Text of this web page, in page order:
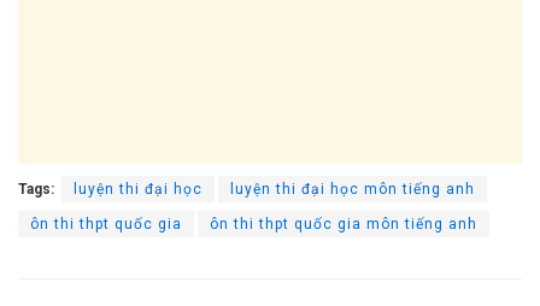
Tags: luyện thi đại học luyện thi đại học môn tiếng anh
ôn thi thpt quốc gia ôn thi thpt quốc gia môn tiếng anh